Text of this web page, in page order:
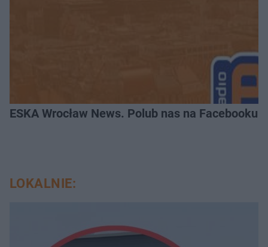
ESKA Wrocław News. Polub nas na Facebooku!
LOKALNIE: